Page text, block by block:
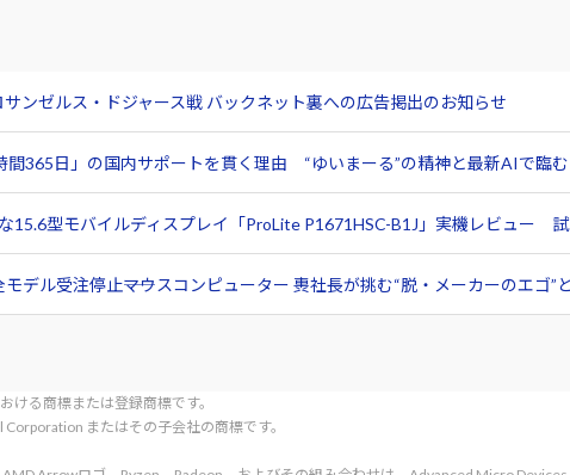
ンゼルス・ドジャース戦 バックネット裏への広告掲出のお知らせ
間365日」の国内サポートを貫く理由 “ゆいまーる”の精神と最新AIで臨
15.6型モバイルディスプレイ「ProLite P1671HSC-B1J」実機レビュー
デル受注停止――マウスコンピューター 軣社長が挑む“脱・メーカーのエゴ”
る商標または登録商標です。
またはその子会社の商標です。